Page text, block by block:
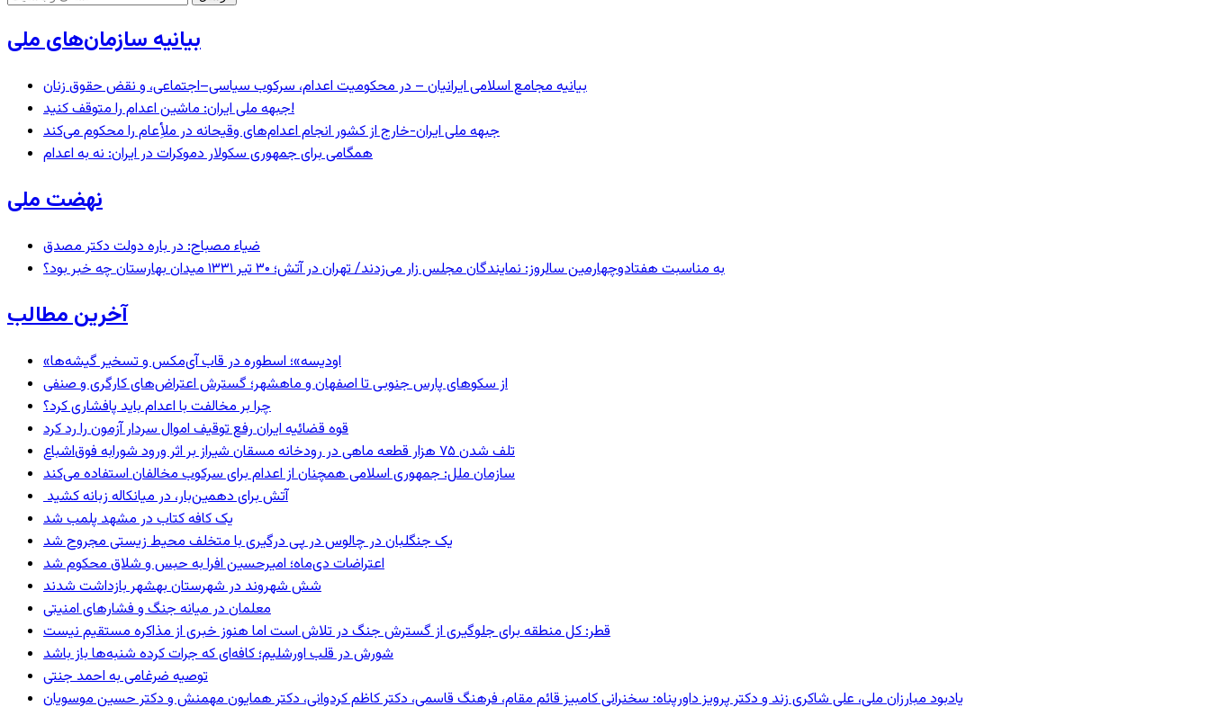
بیانیه سازمان‌های ملی
بیانیه مجامع اسلامی ایرانیان – در محکومیت اعدام، سرکوب سیاسی–اجتماعی، و نقض حقوق زنان
جبهه ملی ایران: ماشین اعدام را متوقف کنید!
جبهه ملی ایران-خارج از کشور انجام اعدام‌های وقیحانه در ملأِعام را محکوم می‌کند
همگامی برای جمهوری سکولار دموکرات در ایران: نه به اعدام
نهضت ملی
ضیاء مصباح: در باره دولت دکتر مصدق
به مناسبت هفتادوچهارمین سالروز: نمایندگان مجلس زار می‌زدند/ تهران در آتش؛ ۳۰ تیر ۱۳۳۱ میدان بهارستان چه خبر بود؟
آخرین مطالب
«اودیسه»؛ اسطوره در قاب آی‌مکس و تسخیر گیشه‌ها
از سکوهای پارس جنوبی تا اصفهان و ماهشهر؛ گسترش اعتراض‌های کارگری و صنفی
چرا بر مخالفت با اعدام باید پافشاری کرد؟
قوه قضائیه ایران رفع توقیف اموال سردار آزمون را رد کرد
تلف شدن ۷۵ هزار قطعه ماهی در رودخانه مسقان شیراز بر اثر ورود شورابه فوق‌اشباع
سازمان ملل: جمهوری اسلامی همچنان از اعدام برای سرکوب مخالفان استفاده می‌کند
آتش برای دهمین‌بار، در میانکاله زبانه کشید
یک کافه کتاب در مشهد پلمب شد
یک جنگلبان در چالوس در پی درگیری با متخلف محیط زیستی مجروح شد
اعتراضات دی‌ماه؛ امیرحسین افرا به حبس و شلاق محکوم شد
شش شهروند در شهرستان بهشهر بازداشت شدند
معلمان در میانه جنگ و فشارهای امنیتی
قطر: کل منطقه برای جلوگیری از گسترش جنگ در تلاش است اما هنوز خبری از مذاکره مستقیم نیست
شورش در قلب اورشلیم؛ کافه‌ای که جرات کرده شنبه‌ها باز باشد
توصیه ضرغامی به احمد جنتی
یادبود مبارزان ملی، علی شاکری زند و دکتر پرویز داورپناه: سخنرانی کامبیز قائم مقام، فرهنگ قاسمی، دکتر کاظم کردوانی، دکتر همایون مهمنش و دکتر حسین موسویان